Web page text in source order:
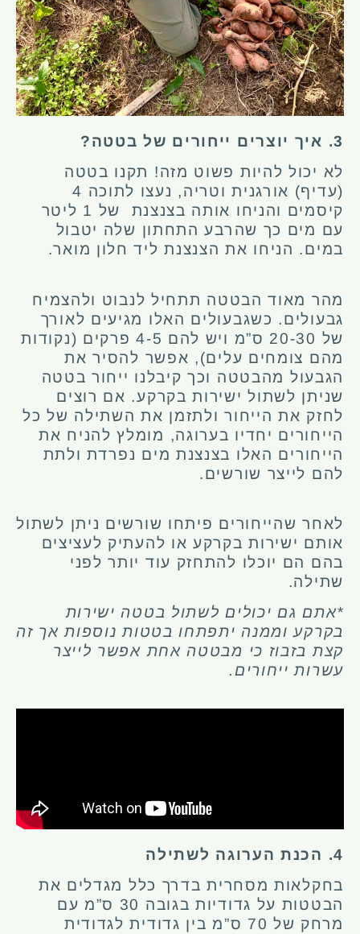
3. איך יוצרים ייחורים של בטטה?
לא יכול להיות פשוט מזה! תקנו בטטה
(עדיף) אורגנית וטריה, נעצו לתוכה 4
קיסמים והניחו אותה בצנצנת של 1 ליטר
עם מים כך שהרבע התחתון שלה יטבול
במים. הניחו את הצנצנת ליד חלון מואר.
מהר מאוד הבטטה תתחיל לנבוט ולהצמיח
גבעולים. כשגבעולים האלו מגיעים לאורך
של 20-30 ס”מ ויש להם 4-5 פרקים (נקודות
מהם צומחים עלים), אפשר להסיר את
הגבעול מהבטטה וכך קיבלנו ייחור בטטה
שניתן לשתול ישירות בקרקע. אם רוצים
לחזק את הייחור ולתזמן את השתילה של כל
הייחורים יחדיו בערוגה, מומלץ להניח את
הייחורים האלו בצנצנת מים נפרדת ולתת
להם לייצר שורשים.
לאחר שהייחורים פיתחו שורשים ניתן לשתול
אותם ישירות בקרקע או להעתיק לעציצים
בהם הם יוכלו להתחזק עוד יותר לפני
שתילה.
*אתם גם יכולים לשתול בטטה ישירות
בקרקע וממנה יתפתחו בטטות נוספות אך זה
קצת בזבוז כי מבטטה אחת אפשר לייצר
עשרות ייחורים.
4. הכנת הערוגה לשתילה
בחקלאות מסחרית בדרך כלל מגדלים את
הבטטות על גדודיות בגובה 30 ס”מ עם
מרחק של 70 ס”מ בין גדודית לגדודית